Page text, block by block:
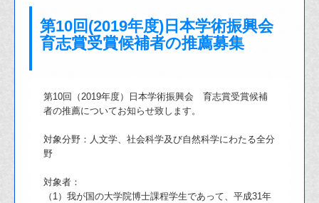
リンク・関連団体
お問い合わせ
第10回(2019年度)日本学術振興会
育志賞受賞候補者の推薦募集
第10回（2019年度）日本学術振興会 育志賞受賞候補
者の推薦についてお知らせ致します。
対象分野：人文学、社会科学及び自然科学にわたる全分
野
対象者：
（1）我が国の大学院博士課程学生であって、平成31年